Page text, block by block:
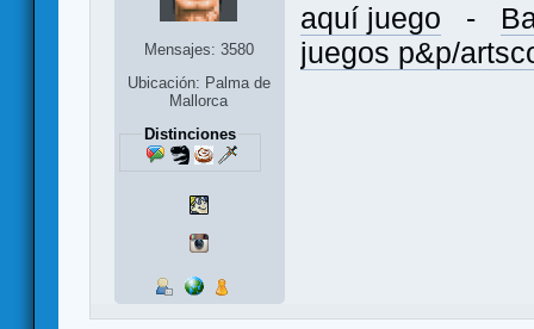
Mensajes: 3580
Ubicación: Palma de
Mallorca
Distinciones
aquí juego -
juegos p&p/